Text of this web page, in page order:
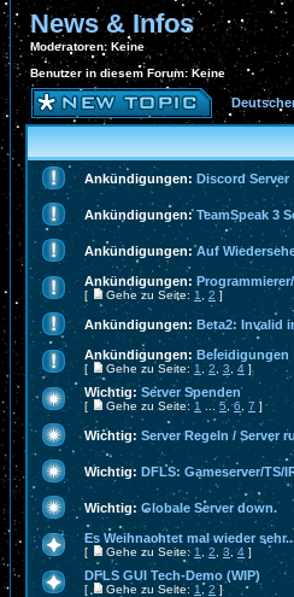
News & Infos
Moderatoren: Keine
Benutzer in diesem Forum: Keine
Ankündigungen: Discord Server
Ankündigungen: TeamSpeak 3
Ankündigungen: Auf
Ankündigungen:
[ Gehe zu Seite: 1 2 ]
Ankündigungen: Beta2: Invalid
Ankündigungen: Beleidigungen
[ Gehe zu Seite: 1 , 2 3 4 ]
Wichtig: Server Spenden
[ Gehe zu Seite:1 ... 5 ,6 7 ]
Wichtig: Server Regeln / Server
Wichtig: DFLS: Gameserver/TS/
Wichtig: Globale Server down.
Es Weihnachtet mal wieder
[ Gehe zu Seite: 1 2 3 ,4 ]
DFLS GUI Tech-Demo (WIP)
[ Gehe zu Seite: 1 , 2]